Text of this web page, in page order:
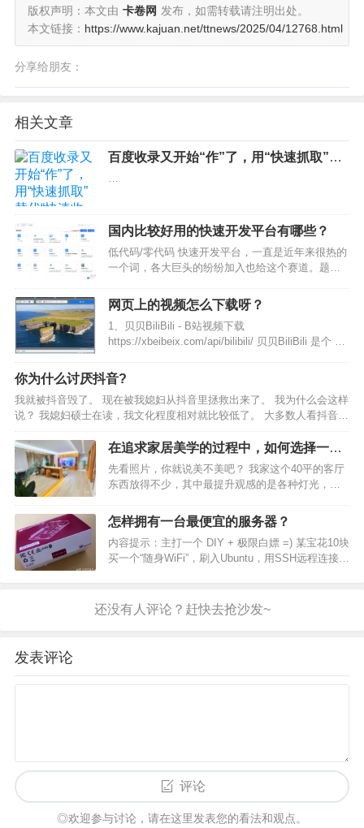
版权声明：本文由 卡卷网 发布，如需转载请注明出处。
本文链接： https://www.kajuan.net/ttnews/2025/04/12768.html
分享给朋友：
相关文章
百度收录又开始“作”了，用“快速抓取”替
…
国内比较好用的快速开发平台有哪些？
低代码/零代码 快速开发平台，一直是近年来很热的
一个词，各大巨头的纷纷加入也给这个赛道。题主
试试JVS低代码（私有化）。 JVS低代码前端采用
Vuex框架和Element-ui组件库，后端则基于S…
网页上的视频怎么下载呀？
1、贝贝BiliBili - B站视频下载
https://xbeibeix.com/api/bilibili/ 贝贝BiliBili 是个 免
把视频链接粘贴进去 → 输入验证码 →…
你为什么讨厌抖音?
我就被抖音毁了。 现在被我媳妇从抖音里拯救出来了。 我为什么会这样
说？ 我媳妇硕士在读，我文化程度相对就比较低了。 大多数人看抖音其
实就是为了一图一乐呵 刚开始我也是这样的，我是2017年在朋友的推荐
下注册了抖音，刚开始那时候对抖音不太上瘾…
在追求家居美学的过程中，如何选择一款
电视机，使其既具备出色的音画质又能与
家居装饰相得益彰？
先看照片，你就说美不美吧？ 我家这个40平的客厅
东西放得不少，其中最提升观感的是各种灯光，在
视上？没错，因为这电视是非常特别的环景光电
视，与显示器的神光同步一样，会随着画面的变化
而变化不同的光…
怎样拥有一台最便宜的服务器？
内容提示：主打一个 DIY + 极限白嫖 =) 某宝花10块
买一个“随身WiFi”，刷入Ubuntu，用SSH远程连接，
“随身WiFi” ======…
发表评论
评论
◎欢迎参与讨论，请在这里发表您的看法和观点。